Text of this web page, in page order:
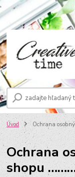
Úvod Ochrana
Ochrana
shopu